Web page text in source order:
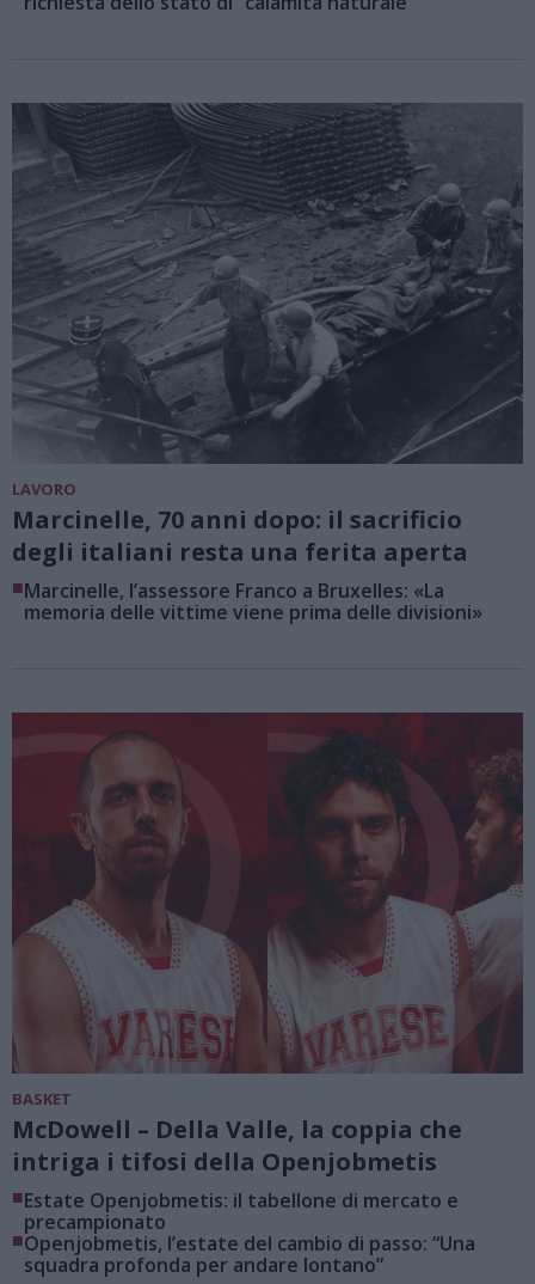
LAVORO
Marcinelle, 70 anni dopo: il sacrificio
degli italiani resta una ferita aperta
■Marcinelle, l’assessore Franco a Bruxelles: «La
memoria delle vittime viene prima delle divisioni»
BASKET
McDowell – Della Valle, la coppia che
intriga i tifosi della Openjobmetis
■Estate Openjobmetis: il tabellone di mercato e
precampionato
■Openjobmetis, l’estate del cambio di passo: “Una
squadra profonda per andare lontano”